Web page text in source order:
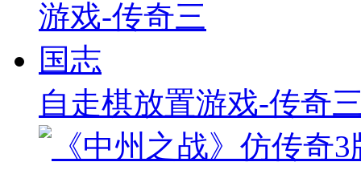
自走棋放置游戏-传奇